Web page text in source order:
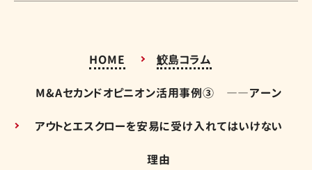
HOME 鮫島コラム
M&Aセカンドオピニオン活用事例③ ――アーン
アウトとエスクローを安易に受け入れてはいけない
理由